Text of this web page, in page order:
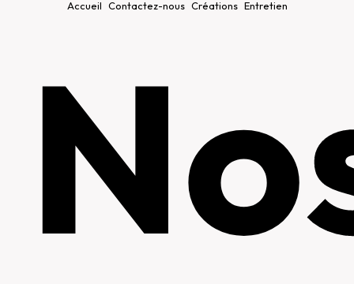
Accueil Contactez-nous Créations Entretien